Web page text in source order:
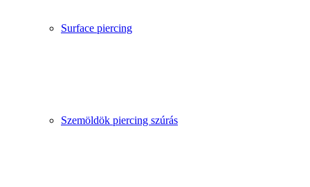
Surface piercing
Szemöldök piercing szúrás